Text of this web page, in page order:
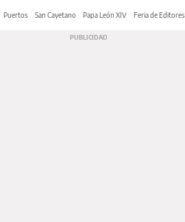
Puertos San Cayetano Papa León XIV Feria de Editores